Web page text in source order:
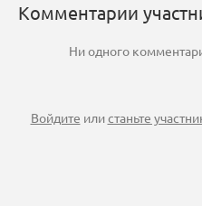
Комментарии
Ни одного
Войдите илистаньте